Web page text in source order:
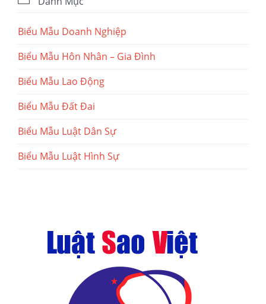
Biểu Mẫu Doanh Nghiệp
Biểu Mẫu Hôn Nhân – Gia Đình
Biểu Mẫu Lao Động
Biểu Mẫu Đất Đai
Biểu Mẫu Luật Dân Sự
Biểu Mẫu Luật Hình Sự